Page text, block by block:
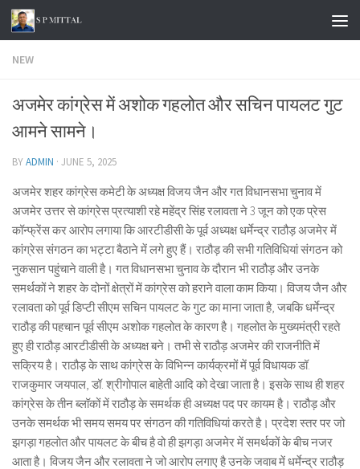
Skip to content
NEW
अजमेर कांग्रेस में अशोक गहलोत और सचिन पायलट गुट
आमने सामने।
BYADMIN · JUNE 5, 2025
अजमेर शहर कांग्रेस कमेटी के अध्यक्ष विजय जैन और गत विधानसभा चुनाव में
अजमेर उत्तर से कांग्रेस प्रत्याशी रहे महेंद्र सिंह रलावता ने 3 जून को एक प्रेस
कॉन्फ्रेंस कर आरोप लगाया कि आरटीडीसी के पूर्व अध्यक्ष धर्मेन्द्र राठौड़ अजमेर में
कांग्रेस संगठन का भट्टा बैठाने में लगे हुए हैं। राठौड़ की सभी गतिविधियां संगठन को
नुकसान पहुंचाने वाली है। गत विधानसभा चुनाव के दौरान भी राठौड़ और उनके
समर्थकों ने शहर के दोनों क्षेत्रों में कांग्रेस को हराने वाला काम किया। विजय जैन और
रलावता को पूर्व डिप्टी सीएम सचिन पायलट के गुट का माना जाता है, जबकि धर्मेन्द्र
राठौड़ की पहचान पूर्व सीएम अशोक गहलोत के कारण है। गहलोत के मुख्यमंत्री रहते
हुए ही राठौड़ आरटीडीसी के अध्यक्ष बने। तभी से राठौड़ अजमेर की राजनीति में
सक्रिय है। राठौड़ के साथ कांग्रेस के विभिन्न कार्यक्रमों में पूर्व विधायक डॉ.
राजकुमार जयपाल, डॉ. श्रीगोपाल बाहेती आदि को देखा जाता है। इसके साथ ही शहर
कांग्रेस के तीन ब्लॉकों में राठौड़ के समर्थक ही अध्यक्ष पद पर कायम है। राठौड़ और
उनके समर्थक भी समय समय पर संगठन की गतिविधियां करते है। प्रदेश स्तर पर जो
झगड़ा गहलोत और पायलट के बीच है वो ही झगड़ा अजमेर में समर्थकों के बीच नजर
आता है। विजय जैन और रलावता ने जो आरोप लगाए है उनके जवाब में धर्मेन्द्र राठौड़